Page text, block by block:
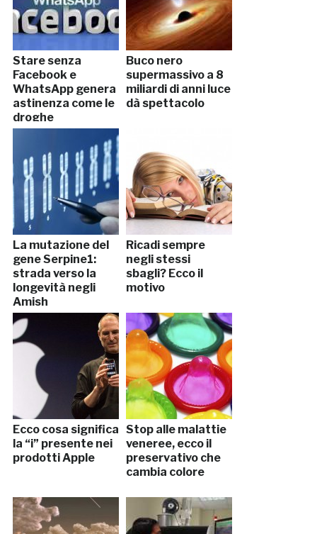
Stare senza
Facebook e
WhatsApp genera
astinenza come le
droghe
Buco nero
supermassivo a 8
miliardi di anni luce
dà spettacolo
La mutazione del
gene Serpine1:
strada verso la
longevità negli
Amish
Ricadi sempre
negli stessi
sbagli? Ecco il
motivo
Ecco cosa significa
la “i” presente nei
prodotti Apple
Stop alle malattie
veneree, ecco il
preservativo che
cambia colore